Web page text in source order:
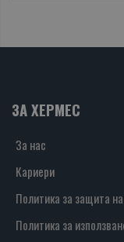
ЗА ХЕРМЕС
За нас
Кариери
Политика за защита
Политика за